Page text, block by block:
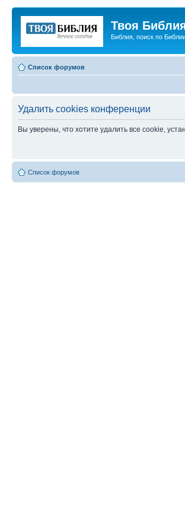
Твоя
Библия, поиск по
Список форумов
Удалить cookies конференции
Вы уверены, что хотите удалить все cookie,
Список форумов